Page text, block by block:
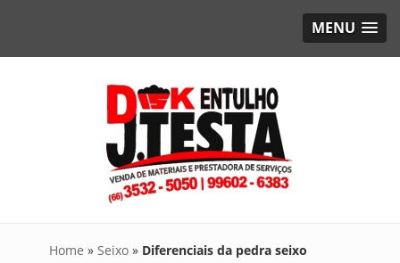
MENU
Home » Seixo » Diferenciais da pedra seixo